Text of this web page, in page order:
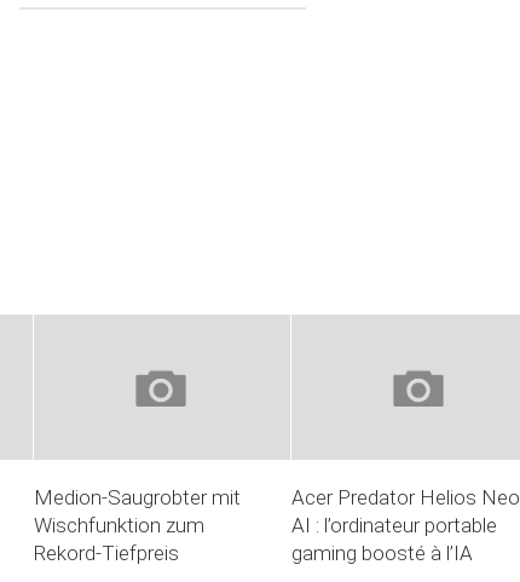
Medion-Saugrobter mit
Wischfunktion zum
Rekord-Tiefpreis
Acer Predator Helios Neo
AI : l’ordinateur portable
gaming boosté à l’IA